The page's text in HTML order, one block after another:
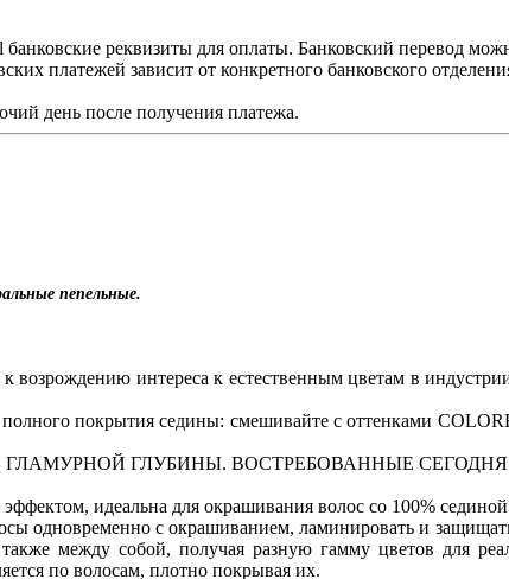
реквизиты для оплаты. Банковский перевод
платежей зависит от конкретного банковского
день после получения платежа.
пепельные.
интереса к естественным цветам в
покрытия седины: смешивайте с оттенками
ГЛУБИНЫ. ВОСТРЕБОВАННЫЕ
идеальна для окрашивания волос со 100%
одновременно с окрашиванием, ламинировать и
между собой, получая разную гамму цветов для
по волосам, плотно покрывая их.